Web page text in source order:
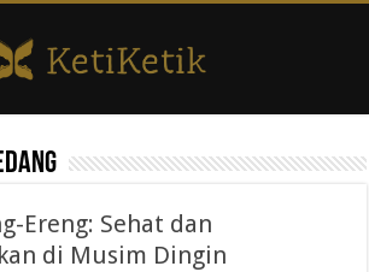
Ereng: Sehat dan
di Musim Dingin